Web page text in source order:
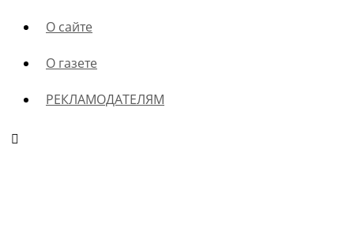
О сайте
О газете
РЕКЛАМОДАТЕЛЯМ